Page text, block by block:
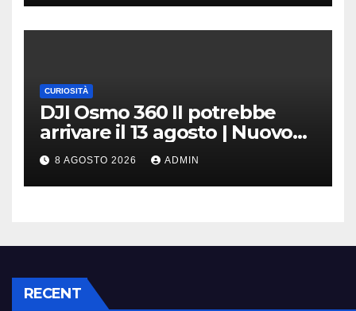
CURIOSITÀ
DJI Osmo 360 II potrebbe
arrivare il 13 agosto | Nuovo
teaser
8 AGOSTO 2026 ADMIN
RECENT